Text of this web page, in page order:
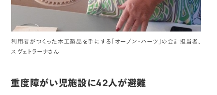
利用者がつくった木工製品を手にする「オープン・ハーツ」の会計担当者、
スヴェトラーナさん
重度障がい児施設に42人が避難